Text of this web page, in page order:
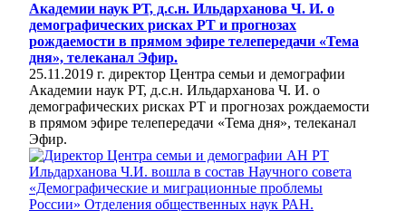
Академии наук РТ, д.с.н. Ильдарханова Ч. И. о
демографических рисках РТ и прогнозах
рождаемости в прямом эфире телепередачи «Тема
дня», телеканал Эфир.
25.11.2019 г. директор Центра семьи и демографии
Академии наук РТ, д.с.н. Ильдарханова Ч. И. о
демографических рисках РТ и прогнозах рождаемости
в прямом эфире телепередачи «Тема дня», телеканал
Эфир.